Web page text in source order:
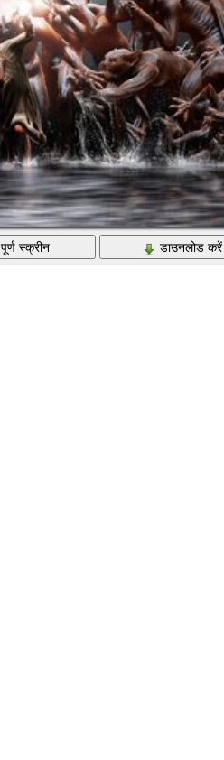
पूर्ण स्क्रीन
डाउनलोड करें